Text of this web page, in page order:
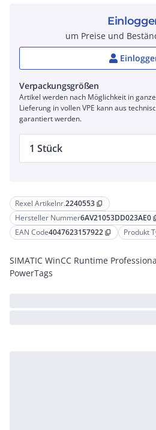
Rexel Artikelnr.2240553 content_copy
Hersteller Nummer6AV21053DD023AE0
EAN Code4047623157922 content_copy Produkt
SIMATIC WinCC Runtime
PowerTags
um Preise und
Verpackungsgrößen
Artikel werden nach Möglichkeit in
Lieferung in vollen VPE kann aus
garantiert werden.
1 Stück